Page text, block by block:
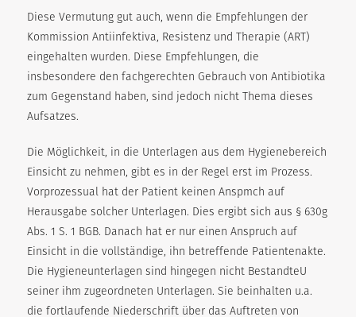
Diese Vermutung gut auch, wenn die Empfehlungen der
Kommission Antiinfektiva, Resistenz und Therapie (ART)
eingehalten wurden. Diese Empfehlungen, die
insbesondere den fachgerechten Gebrauch von Antibiotika
zum Gegenstand haben, sind jedoch nicht Thema dieses
Aufsatzes.
Die Möglichkeit, in die Unterlagen aus dem Hygienebereich
Einsicht zu nehmen, gibt es in der Regel erst im Prozess.
Vorprozessual hat der Patient keinen Anspmch auf
Herausgabe solcher Unterlagen. Dies ergibt sich aus § 630g
Abs. 1 S. 1 BGB. Danach hat er nur einen Anspruch auf
Einsicht in die vollständige, ihn betreffende Patientenakte.
Die Hygieneunterlagen sind hingegen nicht BestandteU
seiner ihm zugeordneten Unterlagen. Sie beinhalten u.a.
die fortlaufende Niederschrift über das Auftreten von